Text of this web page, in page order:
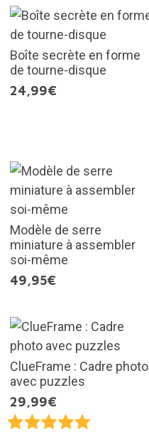
Boîte secrète en forme
de tourne-disque
24,99€
Modèle de serre
miniature à assembler
soi-même
49,95€
ClueFrame : Cadre photo
avec puzzles
29,99€